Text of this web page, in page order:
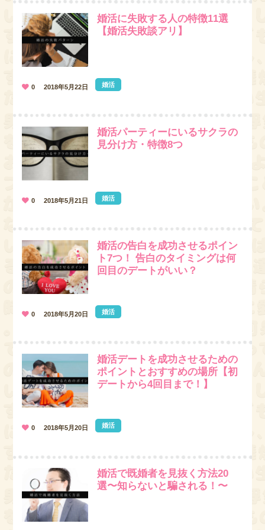
婚活に失敗する人の特徴11選
【婚活失敗談アリ】
婚活
0 2018年5月22日
婚活パーティーにいるサクラの
見分け方・特徴8つ
婚活
0 2018年5月21日
婚活の告白を成功させるポイン
ト7つ！ 告白のタイミングは何
回目のデートがいい？
婚活
0 2018年5月20日
婚活デートを成功させるための
ポイントとおすすめの場所【初
デートから4回目まで！】
婚活
0 2018年5月20日
婚活で既婚者を見抜く方法20
選〜知らないと騙される！〜